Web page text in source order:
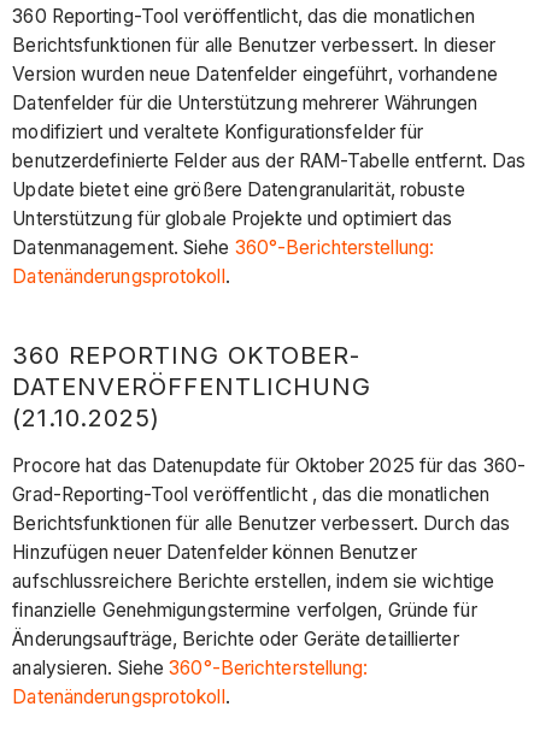
360 Reporting-Tool veröffentlicht, das die monatlichen
Berichtsfunktionen für alle Benutzer verbessert. In dieser
Version wurden neue Datenfelder eingeführt, vorhandene
Datenfelder für die Unterstützung mehrerer Währungen
modifiziert und veraltete Konfigurationsfelder für
benutzerdefinierte Felder aus der RAM-Tabelle entfernt. Das
Update bietet eine größere Datengranularität, robuste
Unterstützung für globale Projekte und optimiert das
Datenmanagement. Siehe 360°-Berichterstellung:
Datenänderungsprotokoll.
360 REPORTING OKTOBER-
DATENVERÖFFENTLICHUNG
(21.10.2025)
Procore hat das Datenupdate für Oktober 2025 für das 360-
Grad-Reporting-Tool veröffentlicht , das die monatlichen
Berichtsfunktionen für alle Benutzer verbessert. Durch das
Hinzufügen neuer Datenfelder können Benutzer
aufschlussreichere Berichte erstellen, indem sie wichtige
finanzielle Genehmigungstermine verfolgen, Gründe für
Änderungsaufträge, Berichte oder Geräte detaillierter
analysieren. Siehe360°-Berichterstellung:
Datenänderungsprotokoll .